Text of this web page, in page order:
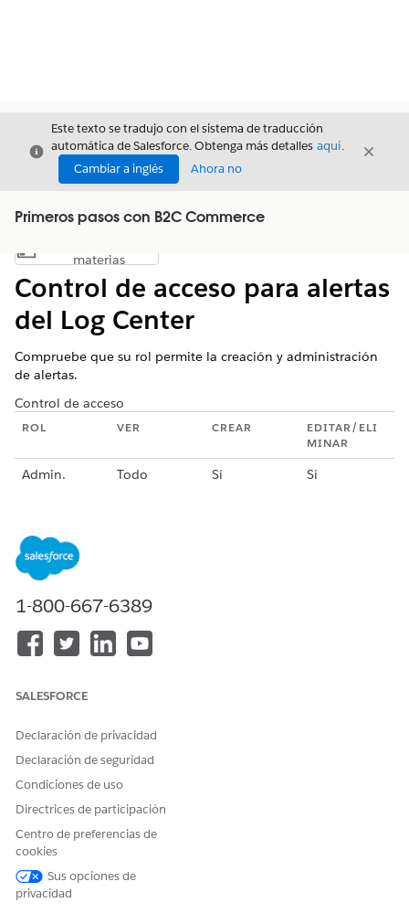
Cerrar
Este texto se tradujo con el sistema de traducción
automática de Salesforce. Obtenga más detalles aquí.
Cambiar a inglés
Ahora no
Cerrar
Primeros pasos con B2C Commerce
Mostrar índice de materias
materias
Control de acceso para alertas
del Log Center
Compruebe que su rol permite la creación y administración
de alertas.
Control de acceso
ROL VER CREAR
EDITAR/ELI
MINAR
Admin. Todo Sí
Sí
Administrad
or externo
de dominio
¡Háganos saber cómo podemos mejorar!
1-800-667-6389
SALESFORCE
Declaración de privacidad
Declaración de seguridad
Condiciones de uso
Directrices de participación
Centro de preferencias de
cookies
Sus opciones de
privacidad